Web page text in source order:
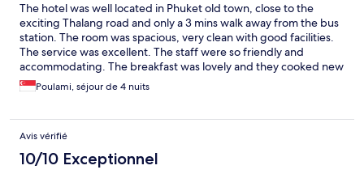
The hotel was well located in Phuket old town, close to the
exciting Thalang road and only a 3 mins walk away from the bus
station. The room was spacious, very clean with good facilities.
The service was excellent. The staff were so friendly and
accommodating. The breakfast was lovely and they cooked new
items everyday. I had the best mango sticky rice there. The only
drawback was the lack of a lift so if you are on the 1st or 2nd floor
issue and the staff can help you with that. Overall, my husband
and I loved it and would stay there again.
Poulami, séjour de 4 nuits
Avis vérifié
10/10 Exceptionnel